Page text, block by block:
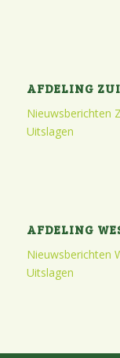
AFDELING
Nieuwsberichten
Uitslagen
AFDELING
Nieuwsberichten
Uitslagen